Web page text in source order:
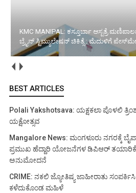
KMC MANIPAL: ಕಸ್ತೂರ್ಬಾ ಆಸ್ಪತ್ರೆ
ಬ್ರೈನ್ ಸ್ಟಿಮ್ಯುಲೇಷನ್ ಚಿಕಿತ್ಸೆ : ಮೆದುಳಿಗೆ
BEST ARTICLES
Polali Yakshotsava: ಯಕ್ಷಕಲಾ ಪೊಳಲಿ
ಯಕ್ಷೋತ್ಸವ
Mangalore News: ಮಂಗಳೂರು ನಗರಕ್ಕೆ
ಪ್ರಮುಖ ಹೆದ್ದಾರಿ ಯೋಜನೆಗಳ ಡಿಪಿಆರ್ ತಯಾರಿಕೆಗೆ
ಅನುಮೋದನೆ
CRIME: ನಕಲಿ ಜ್ಯೋತಿಷ್ಯ ಜಾಹೀರಾತು
ಕಳೆದುಕೊಂಡ ಮಹಿಳೆ